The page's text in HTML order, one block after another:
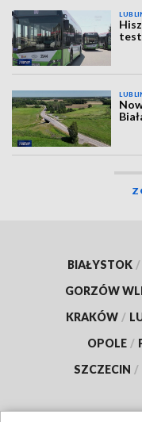
BIAŁYSTOK /
GORZÓW
KRAKÓW /
OPOLE /
SZCZECIN /